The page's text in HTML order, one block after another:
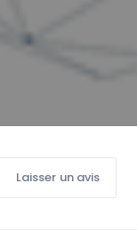
Laisser un avis